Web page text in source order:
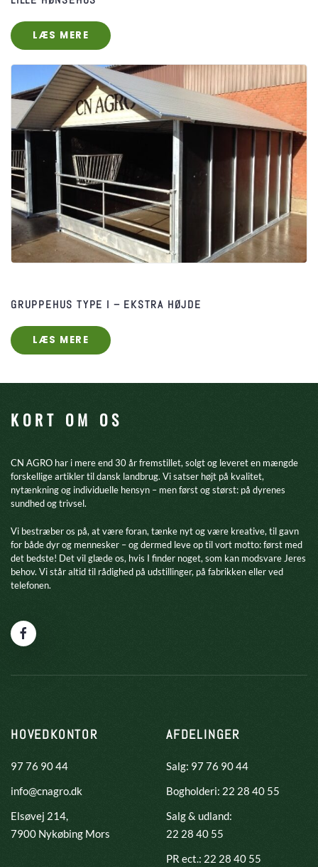
LÆS MERE
GRUPPEHUS TYPE I​ – EKSTRA HØJDE
LÆS MERE
KORT OM OS
CN AGRO har i mere end 30 år fremstillet, solgt og leveret en mængde
forskellige artikler til dansk landbrug. Vi satser højt på kvalitet,
nytænkning og individuelle hensyn – men først og størst: på dyrenes
sundhed og trivsel.
​Vi bestræber os på, at være foran, tænke nyt og være kreative, til gavn
for både dyr og mennesker – og dermed leve op til vort motto: først med
det bedste! Det vil glæde os, hvis I finder noget, som kan modsvare Jeres
behov. Vi står altid til rådighed på udstillinger, på fabrikken eller ved
telefonen.
HOVEDKONTOR
97 76 90 44
info@cnagro.dk
Elsøvej 214,
​7900 Nykøbing Mors
AFDELINGER
Salg: 97 76 90 44
Bogholderi: 22 28 40 55
Salg & udland:
22 28 40 55
PR ect.: 22 28 40 55